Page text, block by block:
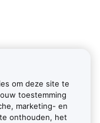
om deze site te
toestemming
marketing- en
onthouden, het